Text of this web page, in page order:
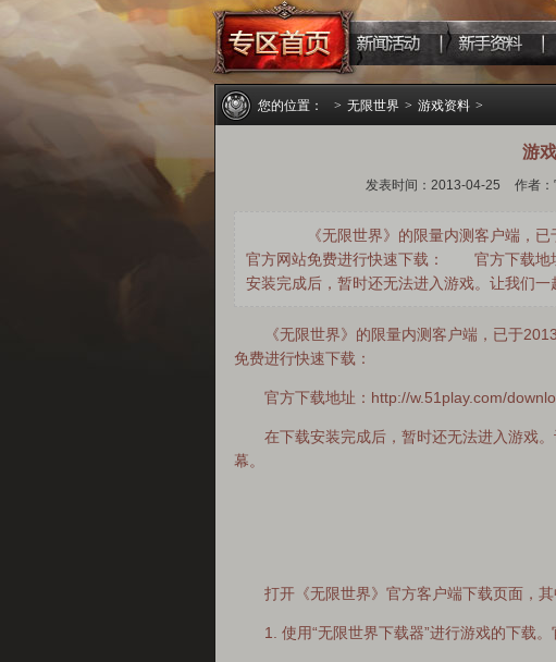
您的位置： > 无限世界 > 游戏资料 >
游
发表时间：2013-04-25 作者：
《无限世界》的限量内测客户端，已
官方网站免费进行快速下载： 官方下载
安装完成后，暂时还无法进入游戏。让我们
《无限世界》的限量内测客户端，已于
免费进行快速下载：
官方下载地址：http://w.51play.com/
在下载安装完成后，暂时还无法进入游戏。
幕。
打开《无限世界》官方客户端下载页面，其
1. 使用“无限世界下载器”进行游戏的下载。